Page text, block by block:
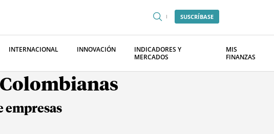
SUSCRÍBASE
INTERNACIONAL INNOVACIÓN
INDICADORES Y
MERCADOS
MIS
FINANZAS
empresas